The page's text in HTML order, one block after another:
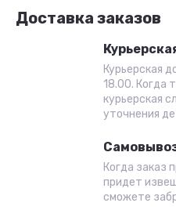
Доставка заказов
Курьерская
18.00. Когда
курьерская
уточнения
Когда заказ
придет
сможете